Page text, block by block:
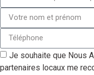
Je souhaite que Nous
partenaires locaux me